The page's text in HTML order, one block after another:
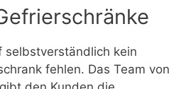
selbstverständlich kein
fehlen. Das Team von